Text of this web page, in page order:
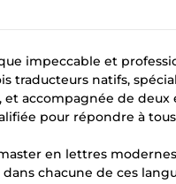
impeccable et
traducteurs natifs,
et accompagnée de
pour répondre à
en lettres modernes
chacune de ces